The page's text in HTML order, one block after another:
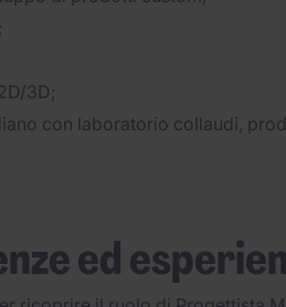
3D;
con laboratorio collaudi,
ed